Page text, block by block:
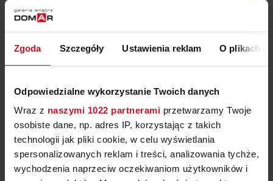
Zgoda Szczegóły Ustawienia reklam O plikach
Odpowiedzialne wykorzystanie Twoich danych
Wraz z naszymi 1022 partnerami przetwarzamy Twoje
osobiste dane, np. adres IP, korzystając z takich
technologii jak pliki cookie, w celu wyświetlania
spersonalizowanych reklam i treści, analizowania tychże,
wychodzenia naprzeciw oczekiwaniom użytkowników i
Livin groom - Dobra Marka 2020!